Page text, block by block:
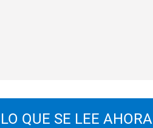
LO QUE SE LEE AHORA